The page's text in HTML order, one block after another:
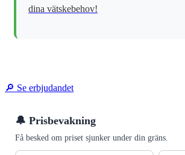
dina vätskebehov!
🔎 Se erbjudandet
🔔 Prisbevakning
Få besked om priset sjunker under din gräns.